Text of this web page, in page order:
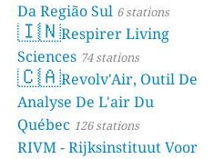
Da Região Sul 6 stations
🇮🇳Respirer Living
Sciences 74 stations
🇨🇦Revolv'Air, Outil De
Analyse De L'air Du
Québec 126 stations
RIVM - Rijksinstituut Voor